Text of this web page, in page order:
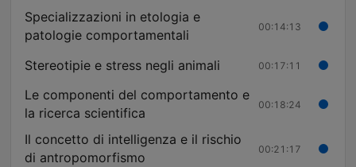
00:14:13
Specializzazioni in etologia e
patologie comportamentali
00:17:11
Stereotipie e stress negli animali
00:18:24
Le componenti del comportamento e
la ricerca scientifica
00:21:17
Il concetto di intelligenza e il rischio
di antropomorfismo